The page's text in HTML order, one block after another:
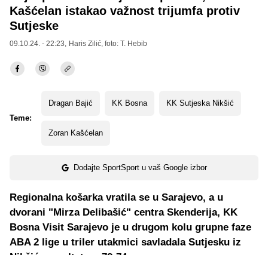
Kašćelan istakao važnost trijumfa protiv
Sutjeske
09.10.24. - 22:23, Haris Zilić , foto: T. Hebib
Teme:
Dragan Bajić KK Bosna KK Sutjeska Nikšić
Zoran Kašćelan
Dodajte SportSport u vaš Google izbor
Regionalna košarka vratila se u Sarajevo, a u
dvorani "Mirza Delibašić" centra Skenderija, KK
Bosna Visit Sarajevo je u drugom kolu grupne faze
ABA 2 lige u triler utakmici savladala Sutjesku iz